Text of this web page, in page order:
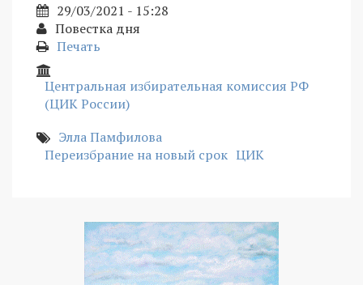
29/03/2021 - 15:28
Повестка дня
Печать
Центральная избирательная комиссия РФ
(ЦИК России)
Элла Памфилова
Переизбрание на новый срок ЦИК